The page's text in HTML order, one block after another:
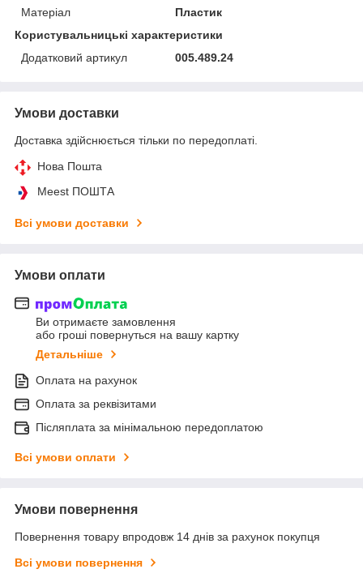
Матеріал
Пластик
Користувальницькі характеристики
Додатковий артикул
005.489.24
Умови доставки
Доставка здійснюється тільки по передоплаті.
Нова Пошта
Meest ПОШТА
Всі умови доставки
Умови оплати
Ви отримаєте замовлення
або гроші повернуться на вашу картку
Детальніше
Оплата на рахунок
Оплата за реквізитами
Післяплата за мінімальною передоплатою
Всі умови оплати
Умови повернення
Повернення товару впродовж 14 днів за рахунок покупця
Всі умови повернення